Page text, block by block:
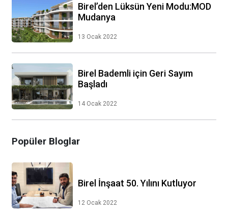
Birel’den Lüksün Yeni Modu:MOD
Mudanya
13 Ocak 2022
Birel Bademli için Geri Sayım
Başladı
14 Ocak 2022
Popüler Bloglar
Birel İnşaat 50. Yılını Kutluyor
12 Ocak 2022